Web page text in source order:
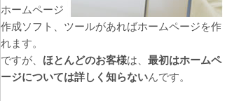
ホームページ
作成ソフト、ツールがあればホームページを作
れます。
ですが、 ほとんどのお客様は、 最初はホームペ
ージについては詳しく知らないんです。